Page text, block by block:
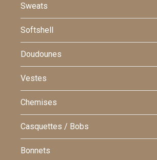
Sweats
Softshell
Doudounes
Vestes
Chemises
Casquettes / Bobs
Bonnets